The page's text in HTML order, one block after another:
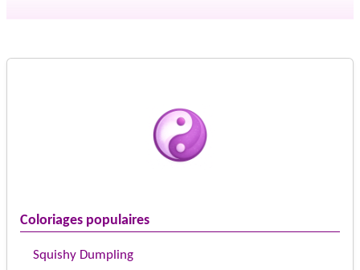
Coloriages populaires
Squishy Dumpling